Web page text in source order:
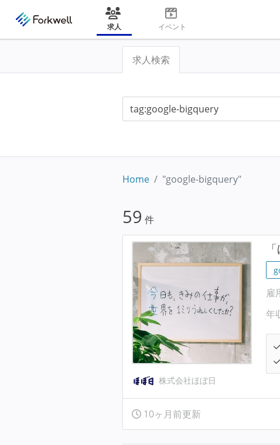
求人 イベント
求人検索
Home "google-bigquery"
59 件
株式会社ほぼ日
雇
年
10ヶ月前更新